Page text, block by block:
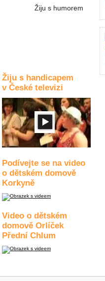
Žiju s humorem
Žiju s handicapem
v České televizi
Podívejte se na video
o dětském domově
Korkyně
Video o dětském
domově Orlíček
Přední Chlum